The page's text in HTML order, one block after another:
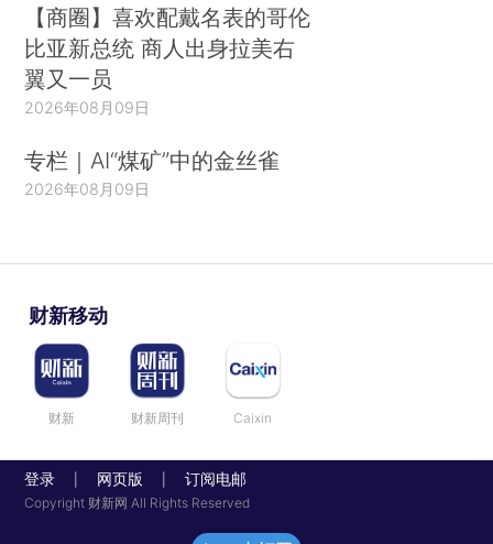
【商圈】喜欢配戴名表的哥伦
比亚新总统 商人出身拉美右
翼又一员
2026年08月09日
专栏｜AI“煤矿”中的金丝雀
2026年08月09日
财新移动
财新 财新周刊 Caixin
登录 网页版 订阅电邮
Copyright 财新网 All Rights Reserved